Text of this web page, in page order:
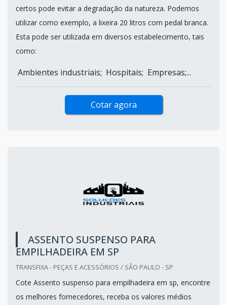
certos pode evitar a degradação da natureza. Podemos
utilizar como exemplo, a lixeira 20 litros com pedal branca.
Esta pode ser utilizada em diversos estabelecimento, tais
como:
Ambientes industriais; Hospitais; Empresas;...
Cotar agora
ASSENTO SUSPENSO PARA
EMPILHADEIRA EM SP
TRANSFIXA - PEÇAS E ACESSÓRIOS / SÃO PAULO - SP
Cote Assento suspenso para empilhadeira em sp, encontre
os melhores fornecedores, receba os valores médios